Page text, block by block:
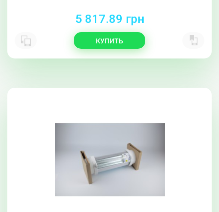
5 817.89 грн
КУПИТЬ